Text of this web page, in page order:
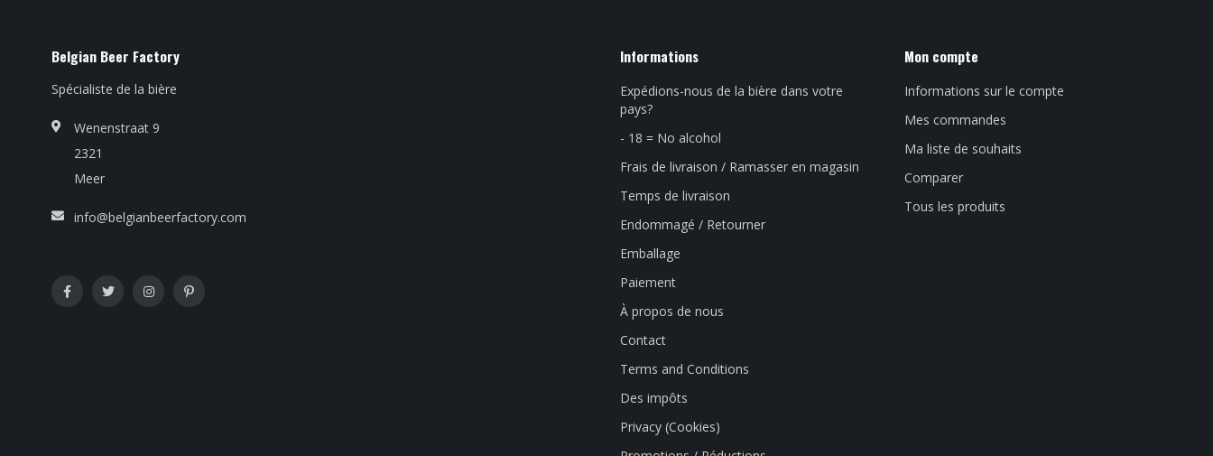
Belgian Beer Factory
Spécialiste de la bière
Wenenstraat 9
2321
Meer
info@belgianbeerfactory.com
Informations
Expédions-nous de la bière dans votre
pays?
- 18 = No alcohol
Frais de livraison / Ramasser en magasin
Temps de livraison
Endommagé / Retourner
Emballage
Paiement
À propos de nous
Contact
Terms and Conditions
Des impôts
Privacy (Cookies)
Mon compte
Informations sur le compte
Mes commandes
Ma liste de souhaits
Comparer
Tous les produits